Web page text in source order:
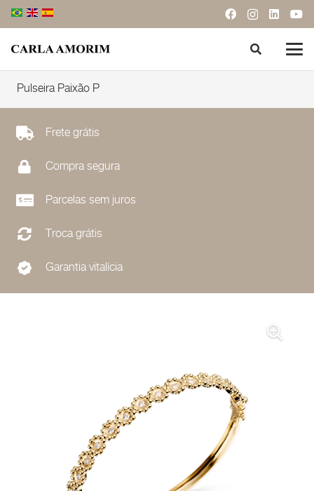
Pulseira Paixão P
Frete grátis
Compra segura
Parcelas sem juros
Troca grátis
Garantia vitalícia